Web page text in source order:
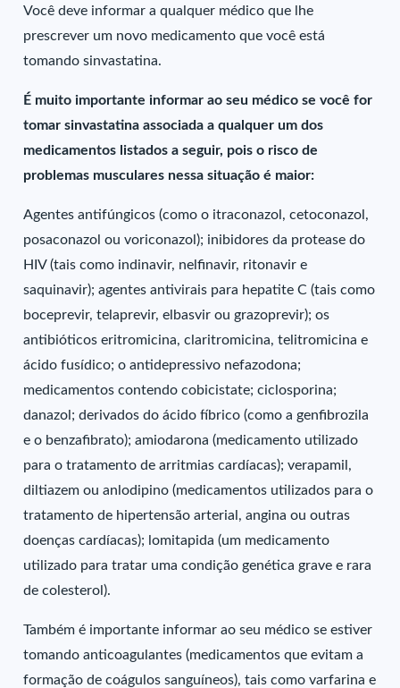
Você deve informar a qualquer médico que lhe
prescrever um novo medicamento que você está
tomando sinvastatina.
É muito importante informar ao seu médico se você for
tomar sinvastatina associada a qualquer um dos
medicamentos listados a seguir, pois o risco de
problemas musculares nessa situação é maior:
Agentes antifúngicos (como o itraconazol, cetoconazol,
posaconazol ou voriconazol); inibidores da protease do
HIV (tais como indinavir, nelfinavir, ritonavir e
saquinavir); agentes antivirais para hepatite C (tais como
boceprevir, telaprevir, elbasvir ou grazoprevir); os
antibióticos eritromicina, claritromicina, telitromicina e
ácido fusídico; o antidepressivo nefazodona;
medicamentos contendo cobicistate; ciclosporina;
danazol; derivados do ácido fíbrico (como a genfibrozila
e o benzafibrato); amiodarona (medicamento utilizado
para o tratamento de arritmias cardíacas); verapamil,
diltiazem ou anlodipino (medicamentos utilizados para o
tratamento de hipertensão arterial, angina ou outras
doenças cardíacas); lomitapida (um medicamento
utilizado para tratar uma condição genética grave e rara
de colesterol).
Também é importante informar ao seu médico se estiver
tomando anticoagulantes (medicamentos que evitam a
formação de coágulos sanguíneos), tais como varfarina e